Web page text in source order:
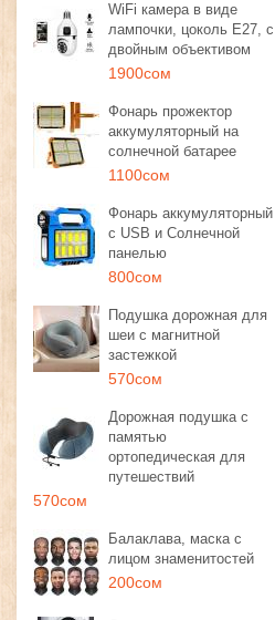
WiFi камера в виде
лампочки, цоколь E27, с
двойным объективом
1900сом
Фонарь прожектор
аккумуляторный на
солнечной батарее
1100сом
Фонарь аккумуляторный
с USB и Солнечной
панелью
800сом
Подушка дорожная для
шеи с магнитной
застежкой
570сом
Дорожная подушка с
памятью
ортопедическая для
путешествий
570сом
Балаклава, маска с
лицом знаменитостей
200сом